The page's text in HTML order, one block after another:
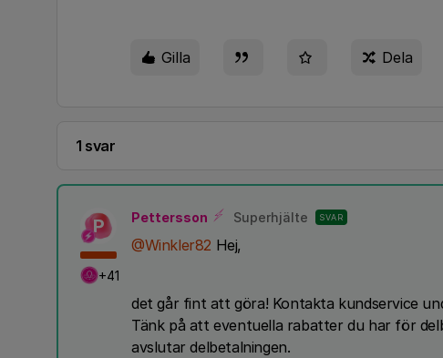
Gilla Dela
1 svar
P
+41
Pettersson Superhjälte SVAR
@Winkler82 Hej,
det går fint att göra! Kontakta kundservice
Tänk på att eventuella rabatter du har för
avslutar delbetalningen.